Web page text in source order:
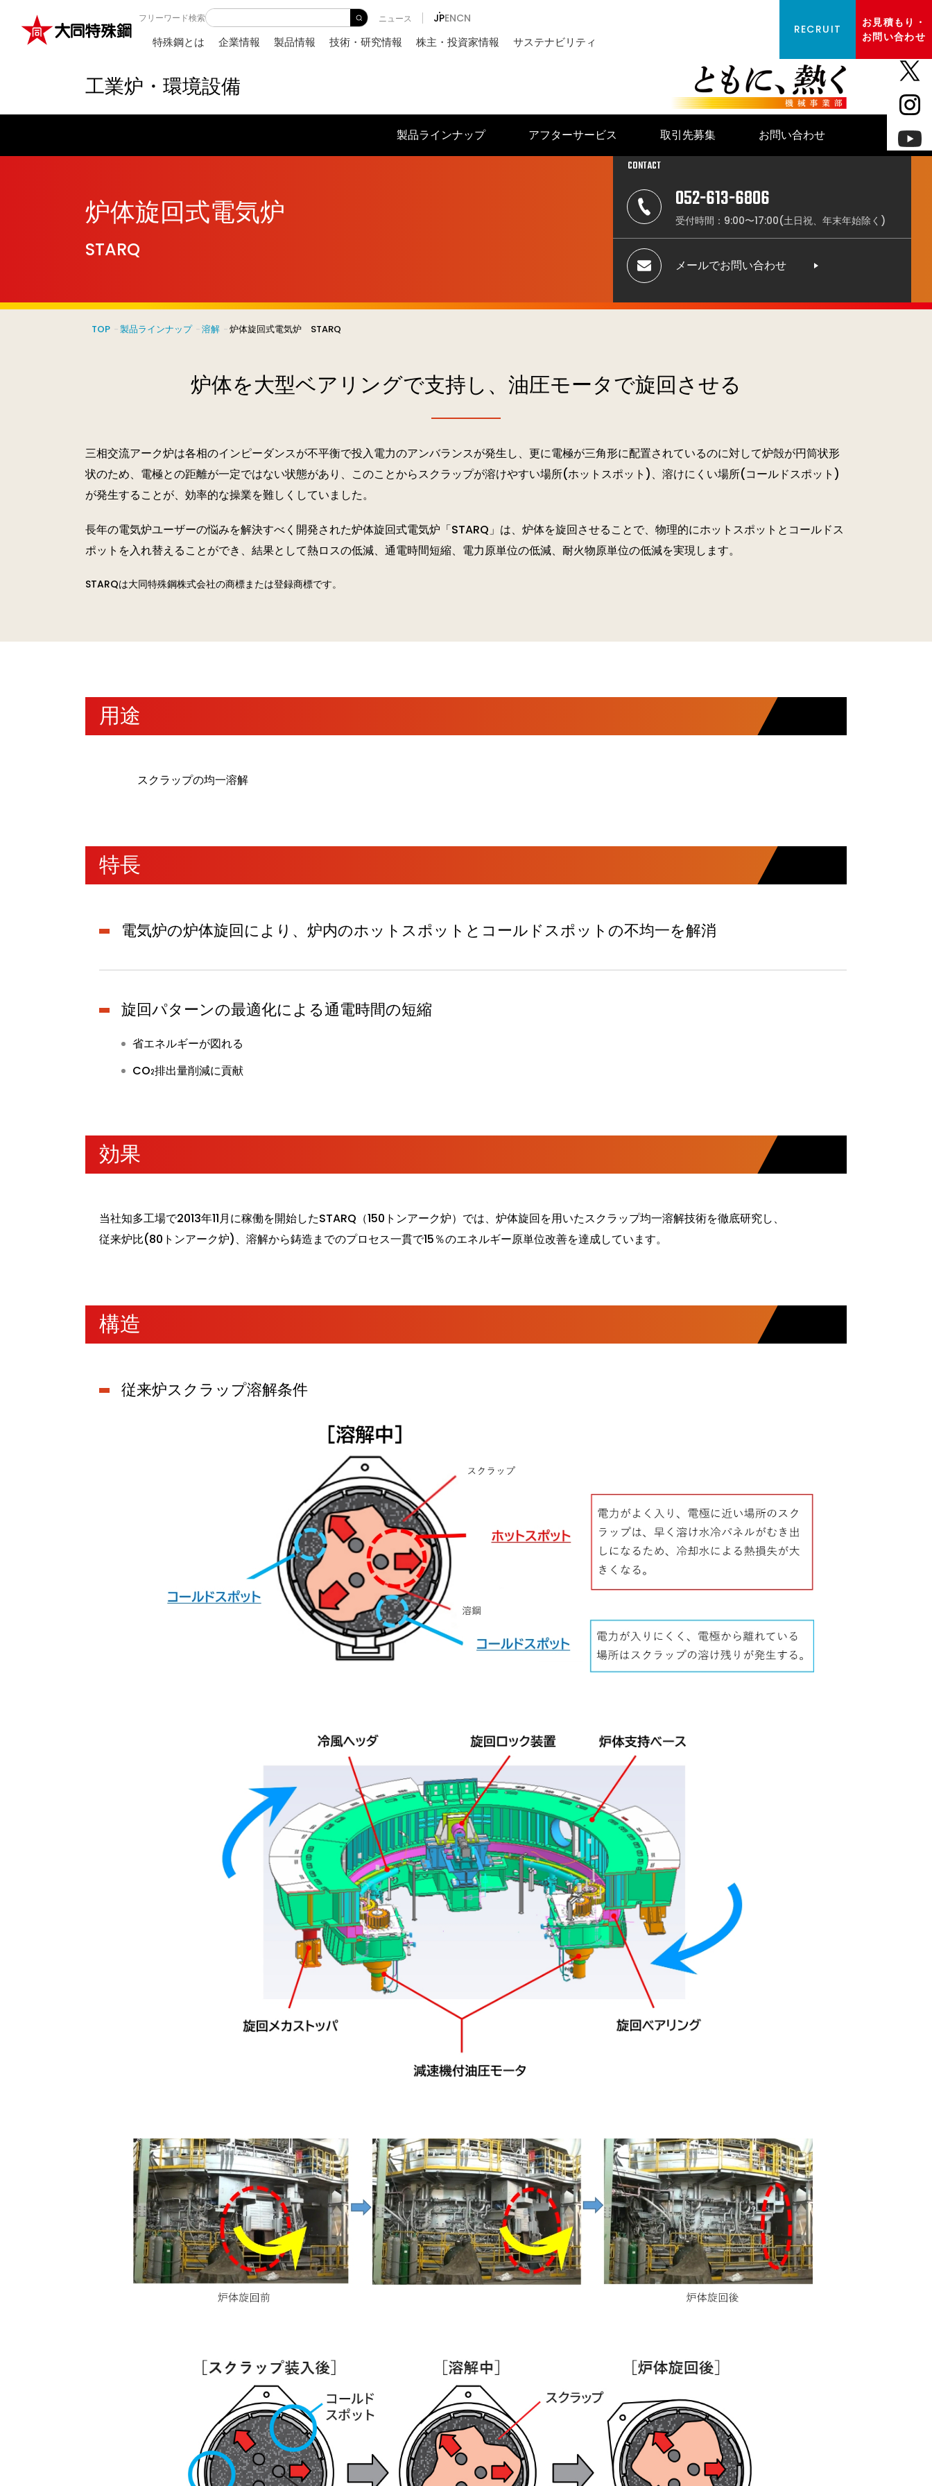
特殊鋼とは 企業情報 製品情報 技術・研究情報 株主・投資家情報 サステナビリティ
フリーワード検索 ニュース JPENCN
RECRUIT
お見積もり・
お問い合わせ
工業炉・環境設備
製品ラインナップ
真空熱処理 環境設備
電気炉 （ 炉体旋回式 ・ 予熱装置付 ）
炉体旋回式電気炉STARQ
スクラップ予熱装置付アーク炉
シャフト式スクラップ予熱装置付アーク炉
付帯設備
電気炉 付帯設備一覧 溶鋼温度計ITA-X
アフターサービス 取引先募集 お問い合わせ
精錬・脱ガス 環境設備
電気炉 （ 炉体旋回式 ・ 予熱装置付 ）
スクラップ予熱装置付アーク炉
SPH-markⅡ アーク炉
シャフト式スクラップ予熱装置付アーク炉
MSP-DCアーク炉／SSP-DCアーク炉
制御
付帯設備
電気炉 付帯設備一覧 溶鋼温度計ITA-X
省エネ・カーボンニュートラル
炉体旋回式電気炉
STARQ
CONTACT
052-613-6806
受付時間：9:00〜17:00(土日祝、年末年始除く)
メールでお問い合わせ
TOP 製品ラインナップ 溶解 炉体旋回式電気炉 STARQ
炉体を大型ベアリングで支持し、油圧モータで旋回させる
三相交流アーク炉は各相のインピーダンスが不平衡で投入電力のアンバランスが発生し、更に電極が三角形に配置されているのに対して炉殻が円筒状形
状のため、電極との距離が一定ではない状態があり、このことからスクラップが溶けやすい場所(ホットスポット)、溶けにくい場所(コールドスポット)
が発生することが、効率的な操業を難しくしていました。
長年の電気炉ユーザーの悩みを解決すべく開発された炉体旋回式電気炉「STARQ」は、炉体を旋回させることで、物理的にホットスポットとコールドス
ポットを入れ替えることができ、結果として熱ロスの低減、通電時間短縮、電力原単位の低減、耐火物原単位の低減を実現します。
STARQは大同特殊鋼株式会社の商標または登録商標です。
用途
スクラップの均一溶解
特長
電気炉の炉体旋回により、炉内のホットスポットとコールドスポットの不均一を解消
旋回パターンの最適化による通電時間の短縮
省エネルギーが図れる
CO2排出量削減に貢献
効果
当社知多工場で2013年11月に稼働を開始したSTARQ（150トンアーク炉）では、炉体旋回を用いたスクラップ均一溶解技術を徹底研究し、
従来炉比(80トンアーク炉)、溶解から鋳造までのプロセス一貫で15％のエネルギー原単位改善を達成しています。
構造
従来炉スクラップ溶解条件